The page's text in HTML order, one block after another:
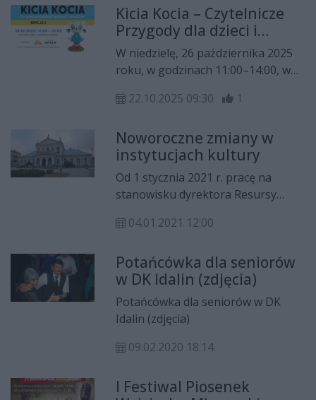
Kicia Kocia – Czytelnicze
Przygody dla dzieci i
rodziców- Edycja 2 już 26
października w Domu
Kultury Idalin w Radomiu!
W niedzielę, 26 października 2025
roku, w godzinach 11:00–14:00, w
odbędzie się druga edycja
Kocia – Czytelnicze Przygody dla
dzieci i rodziców”. To interaktywne,
bezpłatne spotkanie, którego
celem jest rozwijanie miłości do
książek i umiejętności czytelniczych
wśród najmłodszych.
22.10.2025 09:30 1
Noworoczne zmiany w
instytucjach kultury
Od 1 stycznia 2021 r. pracę na
stanowisku dyrektora Resursy
Górska-Streicher, która we
stanowisko. Funkcję zmienił
również Leszek Ruszczyk, który od
1 stycznia nie jest już p.o. Muzeum
im. Jacka Malczewskiego w
Radomiu.
04.01.2021 12:00
Potańcówka dla seniorów
w DK Idalin (zdjęcia)
Potańcówka dla seniorów w DK
Idalin (zdjęcia)
09.02.2020 18:14
I Festiwal Piosenek